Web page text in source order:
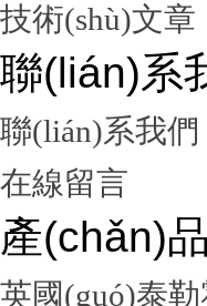
技術(shù)文章
聯(lián)系
聯(lián)系我們
在線留言
產(chǎn)
英國(guó)泰